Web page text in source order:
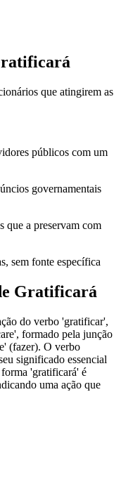
que atingirem as
públicos com um
governamentais
que a preservam com
sem fonte específica
Gratificará
do verbo 'gratificar',
formado pela junção
(fazer). O verbo
significado essencial
'gratificará' é
uma ação que